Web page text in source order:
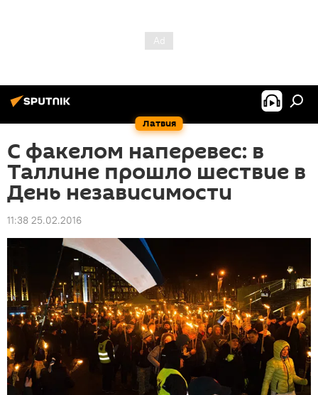
Латвия
С факелом наперевес: в
Таллине прошло шествие в
День независимости
11:38 25.02.2016